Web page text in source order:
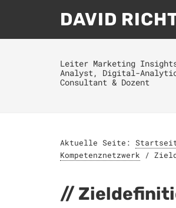
DAVID
Leiter Marketing
Analyst, Digital-
Consultant & Dozent
Aktuelle Seite:
Kompetenznetzwerk
/